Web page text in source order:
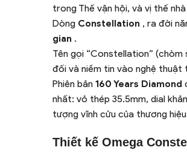
trong Thế vận hội, và vị thế
Dòng Constellation , ra đời
gian .
Tên gọi “Constellation”
đối và niềm tin vào nghệ thuật
Phiên bản 160 Years Diamond
nhất: vỏ thép 35.5mm, dial
tượng vĩnh cửu của thương
Thiết kế Omega